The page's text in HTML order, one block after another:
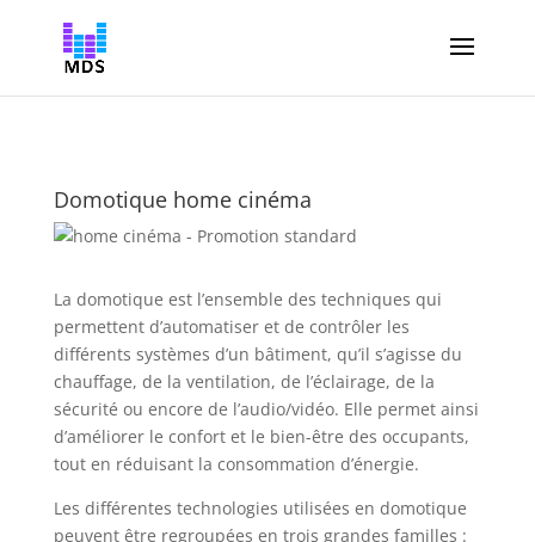
Domotique home cinéma
La domotique est l’ensemble des techniques qui
permettent d’automatiser et de contrôler les
différents systèmes d’un bâtiment, qu’il s’agisse du
chauffage, de la ventilation, de l’éclairage, de la
sécurité ou encore de l’audio/vidéo. Elle permet ainsi
d’améliorer le confort et le bien-être des occupants,
tout en réduisant la consommation d’énergie.
Les différentes technologies utilisées en domotique
peuvent être regroupées en trois grandes familles :